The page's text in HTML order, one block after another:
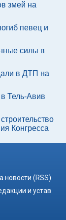
змей на
певец и
силы в
в ДТП на
Тель-Авив
Конгресса
новости (RSS)
и устав